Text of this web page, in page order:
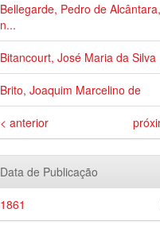
Bellegarde, Pedro de Alcântara,
n...
Bitancourt, José Maria da Silva
Brito, Joaquim Marcelino de
< anterior
Data de Publicação
1861